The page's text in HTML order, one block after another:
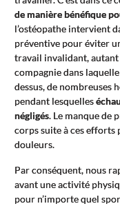
de manière bénéfique
l’ostéopathe intervient
préventive pour éviter
travail invalidant,
compagnie dans
dessus, de nombreuses
pendant lesquelles
négligés. Le manque de
corps suite à ces efforts
douleurs.
Par conséquent, nous
avant une activité
pour n’importe quel